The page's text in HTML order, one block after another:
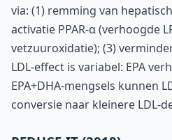
via: (1) remming van
activatie PPAR-α (verhoogde
vetzuuroxidatie); (3)
LDL-effect is variabel: EPA
EPA+DHA-mengsels kunnen
conversie naar kleinere LDL-